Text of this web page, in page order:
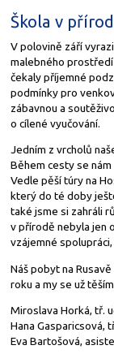
Škola v
V polovině září
malebného prostředí
čekaly příjemné
podmínky pro
zábavnou a
o cílené vyučování.
Jedním z vrcholů
Během cesty se
Vedle pěší túry na
který do té doby
také jsme si zahráli
v přírodě nebyla jen
vzájemné
Náš pobyt na
roku a my se už
Miroslava Horká, tř.
Hana Gasparicsová,
Eva Bartošová,